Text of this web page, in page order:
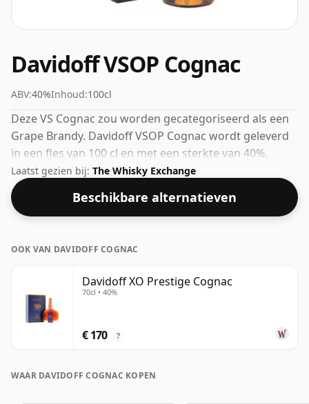
Davidoff VSOP Cognac
ABV:40%Inhoud:100cl
Deze VS Cognac zou worden gecategoriseerd als een
Grape Brandy. Davidoff VSOP Cognac wordt geleverd
in een fles van 100 cl en met een sterkte van 40%.
Laatst gezien bij: The Whisky Exchange
Beschikbare alternatieven
OOK VAN DAVIDOFF COGNAC
Davidoff XO Prestige Cognac
70cl • 40%
€ 170 ?
WAAR DAVIDOFF COGNAC KOPEN